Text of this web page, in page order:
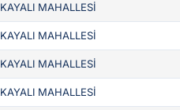
KAYALI MAHALLESİ
KAYALI MAHALLESİ
KAYALI MAHALLESİ
KAYALI MAHALLESİ